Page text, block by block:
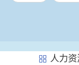
 人力